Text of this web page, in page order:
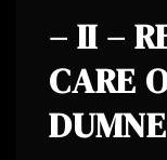
– II –
CARE